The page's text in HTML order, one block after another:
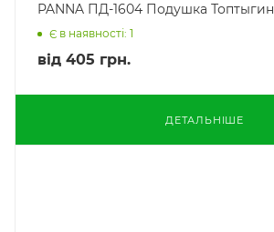
PANNA ПД-1604 Подушка Топтыгин
Є в наявності: 1
від 405 грн.
ДЕТАЛЬНІШЕ